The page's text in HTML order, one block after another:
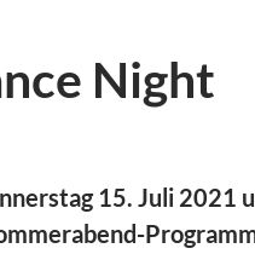
Night
15. Juli 2021